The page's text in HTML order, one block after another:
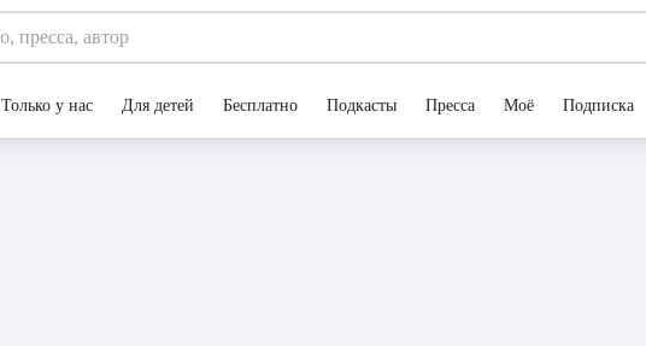
Только у нас Для детей Бесплатно Подкасты Пресса Моё Подписка